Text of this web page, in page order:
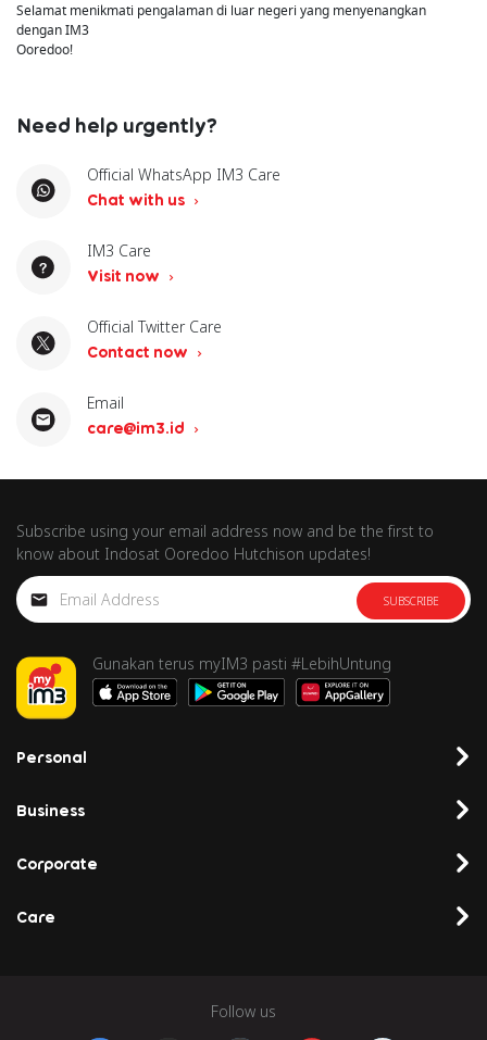
Selamat menikmati pengalaman di luar negeri yang menyenangkan
dengan IM3
Ooredoo!
Need help urgently?
Official WhatsApp IM3 Care
Chat with us
IM3 Care
Visit now
Official Twitter Care
Contact now
Email
care@im3.id
Subscribe using your email address now and be the first to
know about Indosat Ooredoo Hutchison updates!
SUBSCRIBE
Gunakan terus myIM3 pasti #LebihUntung
Personal
Business
Corporate
Care
Follow us